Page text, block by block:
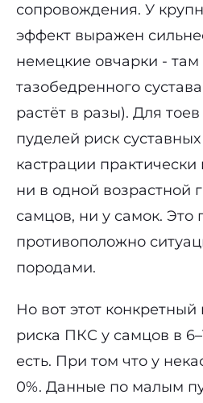
сопровождения. У
эффект выражен
немецкие овчарки -
тазобедренного
растёт в разы). Для
пуделей риск
кастрации
ни в одной возрастной
самцов, ни у самок. Это
противоположно
породами.
Но вот этот конкретный
риска ПКС у самцов в
есть. При том что у
0%. Данные по малым